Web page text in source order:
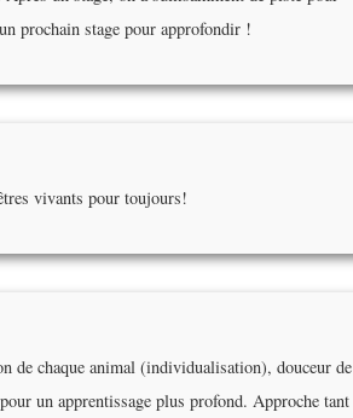
prochain stage pour approfondir !
vivants pour toujours!
de chaque animal (individualisation), douceur de
un apprentissage plus profond. Approche tant